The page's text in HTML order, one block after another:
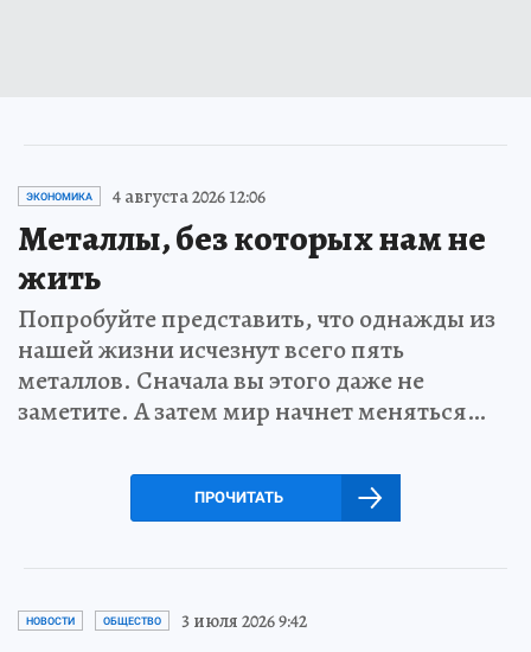
ЭКОНОМИКА 4 августа 2026 12:06
Металлы, без которых нам не
жить
Попробуйте представить, что однажды из
нашей жизни исчезнут всего пять
металлов. Сначала вы этого даже не
заметите. А затем мир начнет меняться…
ПРОЧИТАТЬ
НОВОСТИ ОБЩЕСТВО 3 июля 2026 9:42